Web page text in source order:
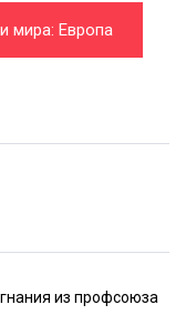
мира: Европа
из профсоюза